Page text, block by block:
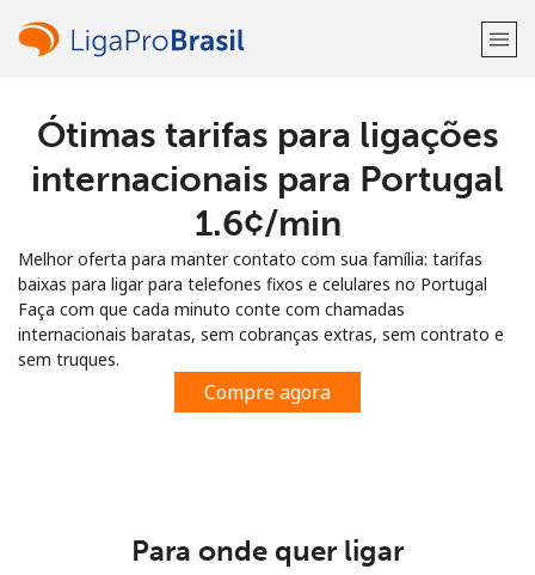
Bem-vindo(a)!
Já tem uma conta?
Entrar com
ou
Ótimas tarifas para ligações
internacionais para Portugal
⁦1.6¢⁩/min
Melhor oferta para manter contato com sua família: tarifas
baixas para ligar para telefones fixos e celulares no Portugal
Faça com que cada minuto conte com chamadas
internacionais baratas, sem cobranças extras, sem contrato e
sem truques.
Compre agora
Para onde quer ligar